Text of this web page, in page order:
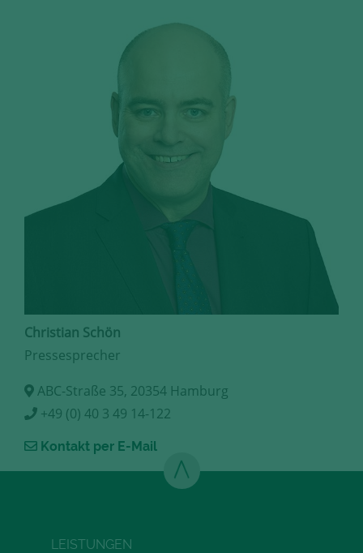
Christian Schön
Pressesprecher
ABC-Straße 35, 20354 Hamburg
+49 (0) 40 3 49 14-122
Kontakt per E-Mail
LEISTUNGEN